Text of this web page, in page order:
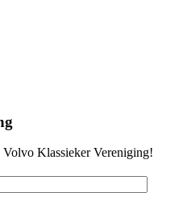
Klassieker Vereniging!